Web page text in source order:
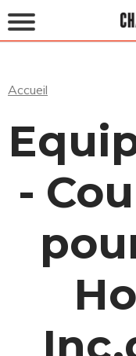
Accueil
-